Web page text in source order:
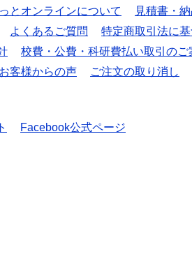
とオンラインについて
見積書・
よくあるご質問
特定商取引法に
校費・公費・科研費払い取引のご
お客様からの声 ご注文の取り消し
Facebook公式ページ